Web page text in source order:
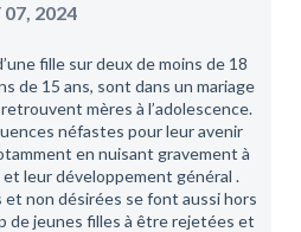
07, 2024
fille sur deux de moins de 18
de 15 ans, sont dans un mariage
mères à l’adolescence.
néfastes pour leur avenir
en nuisant gravement à
leur développement général .
non désirées se font aussi hors
de jeunes filles à être rejetées et